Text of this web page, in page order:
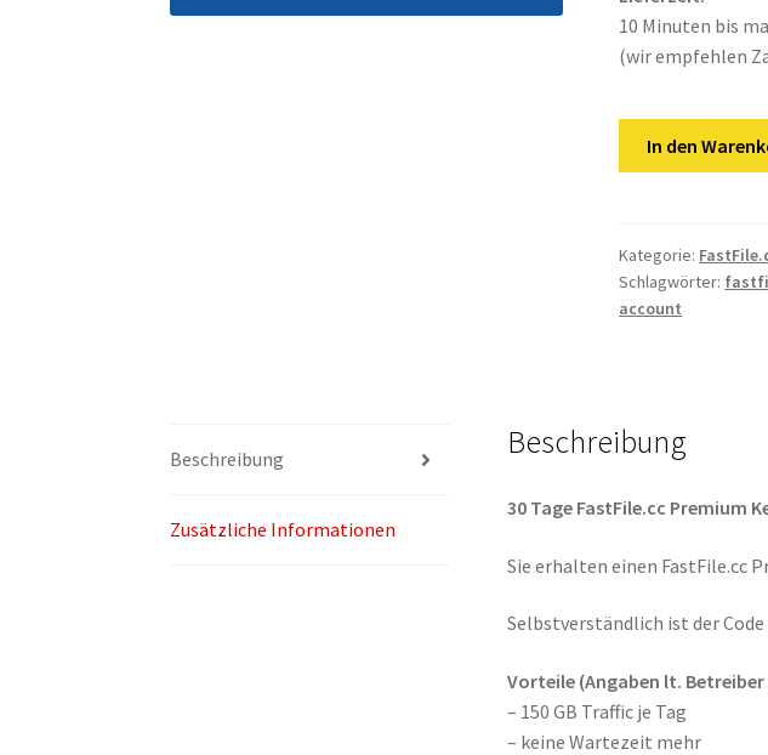
10 Minuten bis
(wir empfehlen
Premium
Key
Menge
In den
Kategorie:
Schlagwörter:
account
Beschreibung
Zusätzliche Informationen
Beschreibung
30 Tage FastFile.cc Premium
Sie erhalten einen FastFile.cc
Selbstverständlich ist der
Vorteile (Angaben lt. Betreiber
– 150 GB Traffic je Tag
– keine Wartezeit mehr